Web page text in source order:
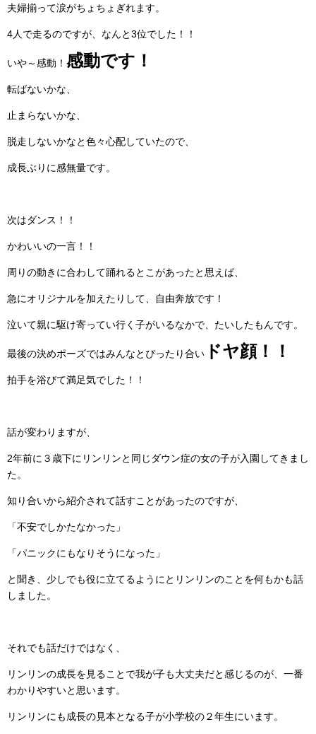
夫婦揃って涙がちょちょぎれます。
4人で走るのですが、なんと3位でした！！
いや～感動！ 感動です！
転ばないかな、
止まらないかな、
脱走しないかなと色々心配していたので、
成長ぶりに感無量です。
次はダンス！！
かわいいの一言！！
周りの動きに合わして踊れるとこがあったと思えば、
急にオリジナルを加えたりして、自由奔放です！
泣いて親に駆け寄ってい行く子がいるなかで、たいしたもんです。
最後の決めポーズではみんなとぴったり合い ドヤ顔！！
拍手を浴びて満足気でした！！
話が変わりますが、
2年前に３歳下にリンリンと同じダウン症の女の子が入園してきまし
た。
知り合いから紹介されて話すことがあったのですが、
「不安でしかたなかった」
「パニックにもなりそうになった」
と聞き、少しでも役に立てるようにとリンリンのことを何もかも話
しました。
それでも話だけではなく、
リンリンの成長を見ることで我が子も大丈夫だと感じるのが、一番
わかりやすいと思います。
リンリンにも成長の見本となる子が小学校の２年生にいます。